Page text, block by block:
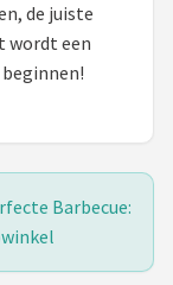
de juiste
wordt een
Barbecue: